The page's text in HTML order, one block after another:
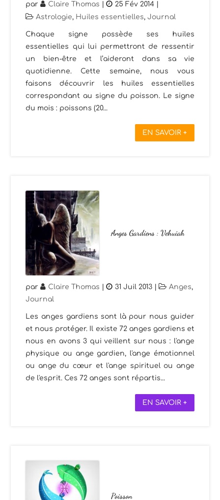
par Claire Thomas | 25 Fév 2014
Astrologie, Huiles essentielles,Journal
Chaque signe possède ses huiles
essentielles qui lui permettront de ressentir
un bien-être et l’aideront dans sa vie
quotidienne. Cette semaine, nous vous
faisons découvrir les huiles essentielles
correspondant au signe du poisson. Le signe
du mois : poissons (20...
EN SAVOIR +
Anges Gardiens : Vehuiah
par Claire Thomas | 31 Juil 2013 | Anges,
Journal
Les anges gardiens sont là pour nous guider
et nous protéger. Il existe 72 anges gardiens et
nous en avons 3 qui veillent sur nous : l'ange
physique ou ange gardien, l'ange émotionnel
ou ange du cœur et l'ange spirituel ou ange
de l'esprit. Ces 72 anges sont répartis...
EN SAVOIR +
Poisson